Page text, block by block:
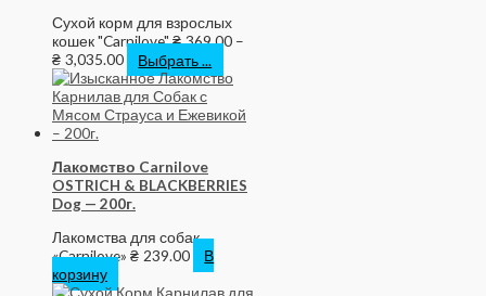
Сухой корм для взрослых
кошек "Carnilove"₴ 369.00 –
₴ 3,035.00 Выбрать ...
Лакомство Carnilove
OSTRICH & BLACKBERRIES
Dog — 200г.
Лакомства для собак
«Carnilove» ₴ 239.00
В
корзину